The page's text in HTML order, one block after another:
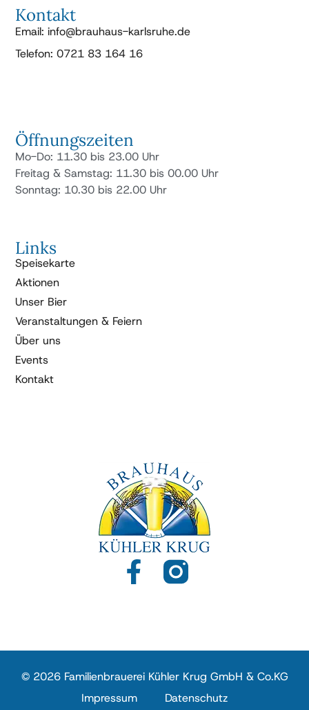
Öffnungszeiten
Mo-Do: 11.30 bis 23.00 Uhr
Freitag & Samstag: 11.30 bis 00.00 Uhr
Sonntag: 10.30 bis 22.00 Uhr
Kontakt
Email: info@brauhaus-karlsruhe.de
Telefon: 0721 83 164 16
Links
Speisekarte
Aktionen
Unser Bier
Veranstaltungen & Feiern
Über uns
Events
Kontakt
© 2026 Familienbrauerei Kühler Krug GmbH & Co.KG
Impressum
Datenschutz